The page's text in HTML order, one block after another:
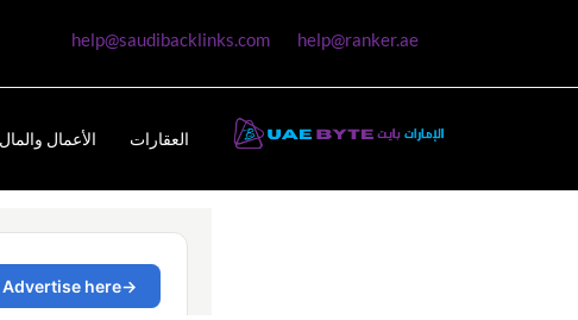
help@ranker.ae
help@saudibacklinks.com
العقارات الأعمال والمال